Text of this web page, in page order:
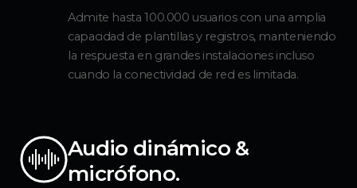
Admite hasta 100.000 usuarios con una amplia
capacidad de plantillas y registros, manteniendo
la respuesta en grandes instalaciones incluso
cuando la conectividad de red es limitada.
Audio dinámico &
micrófono.